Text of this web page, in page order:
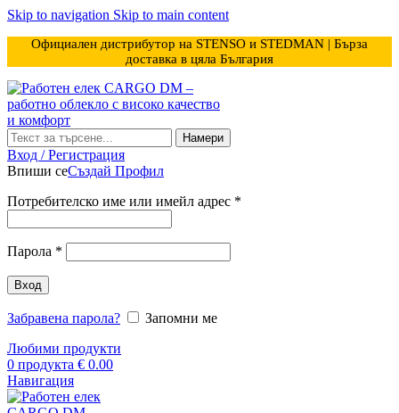
Skip to navigation Skip to main content
Официален дистрибутор на STENSO и STEDMAN | Бърза
доставка в цяла България
Намери
Вход / Регистрация
Впиши сеСъздай Профил
Потребителско име или имейл адрес *
Парола *
Вход
Забравена парола?
Запомни ме
Любими продукти
0 продукта € 0.00
Навигация